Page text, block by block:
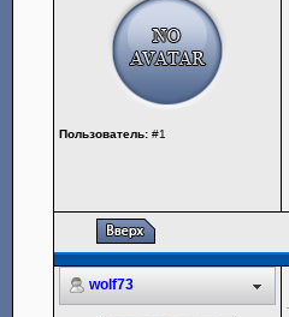
Пользователь: #1
wolf73